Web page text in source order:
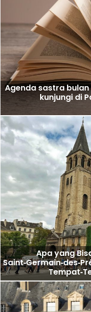
Agenda sastra
kunjungi di
Apa yang